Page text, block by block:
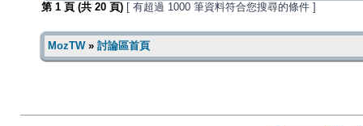
第 1 頁 (共 20 頁) [ 有超過 1000 筆資料符合您搜尋的條件 ]
MozTW» 討論區首頁